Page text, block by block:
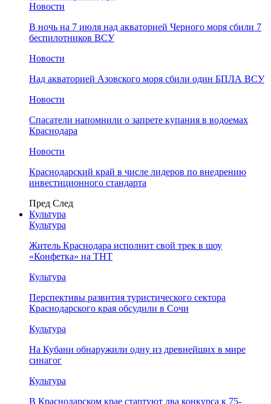
Новости
В ночь на 7 июля над акваторией Черного моря сбили 7
беспилотников ВСУ
Новости
Над акваторией Азовского моря сбили один БПЛА ВСУ
Новости
Спасатели напомнили о запрете купания в водоемах
Краснодара
Новости
Краснодарский край в числе лидеров по внедрению
инвестиционного стандарта
Пред След
Культура
Культура
Житель Краснодара исполнит свой трек в шоу
«Конфетка» на ТНТ
Культура
Перспективы развития туристического сектора
Краснодарского края обсудили в Сочи
Культура
На Кубани обнаружили одну из древнейших в мире
синагог
Культура
В Краснодарском крае стартуют два конкурса к 75-